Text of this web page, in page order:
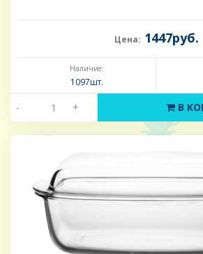
Цена: 1447руб.
Наличие:
1097шт.
- + В